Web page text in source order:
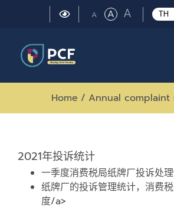
TH
A Small
ARegular
ALarge
font
Home / Annual complaint
2021年投诉统计
一季度消费税局纸牌厂投诉处
纸牌厂的投诉管理统计，消费
度/a>